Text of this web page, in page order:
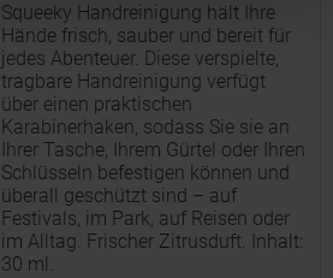
Squeeky Handreinigung hält Ihre
Hände frisch, sauber und bereit für
jedes Abenteuer. Diese verspielte,
tragbare Handreinigung verfügt
über einen praktischen
Karabinerhaken, sodass Sie sie an
Ihrer Tasche, Ihrem Gürtel oder Ihren
Schlüsseln befestigen können und
überall geschützt sind – auf
Festivals, im Park, auf Reisen oder
im Alltag. Frischer Zitrusduft. Inhalt:
30 ml.